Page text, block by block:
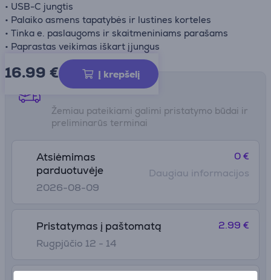
• USB-C jungtis
• Palaiko asmens tapatybės ir lustines korteles
• Tinka e. paslaugoms ir skaitmeniniams parašams
• Paprastas veikimas iškart įjungus
16.99 € Į krepšelį
Pristatymo būdai
Žemiau pateikiami galimi pristatymo būdai ir
preliminarūs terminai
Atsiėmimas
parduotuvėje
2026-08-09
0 €
Daugiau informacijos
Pristatymas į paštomatą
Rugpjūčio 12 - 14
2.99 €